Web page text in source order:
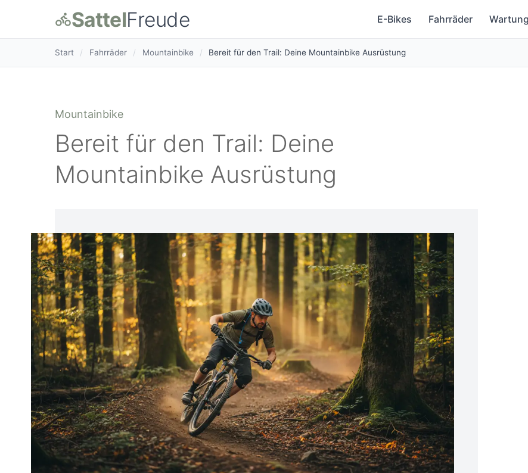
SattelFreude E-Bikes Fahrräder Wartung
Start / Fahrräder / Mountainbike / Bereit für den Trail: Deine Mountainbike Ausrüstung
Mountainbike
Bereit für den Trail: Deine
Mountainbike Ausrüstung